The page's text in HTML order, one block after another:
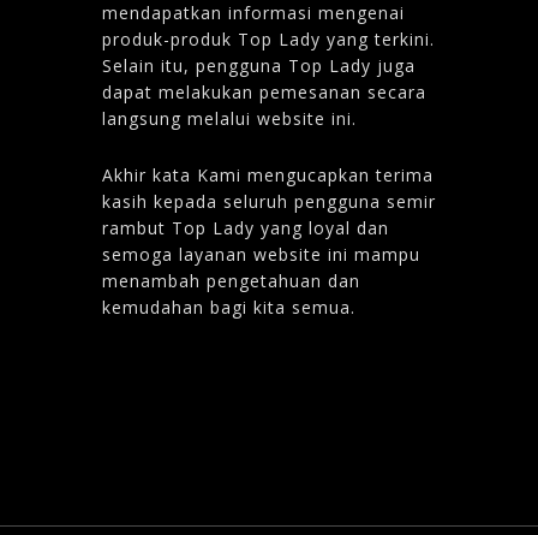
mendapatkan informasi mengenai
produk-produk Top Lady yang terkini.
Selain itu, pengguna Top Lady juga
dapat melakukan pemesanan secara
langsung melalui website ini.
Akhir kata Kami mengucapkan terima
kasih kepada seluruh pengguna semir
rambut Top Lady yang loyal dan
semoga layanan website ini mampu
menambah pengetahuan dan
kemudahan bagi kita semua.